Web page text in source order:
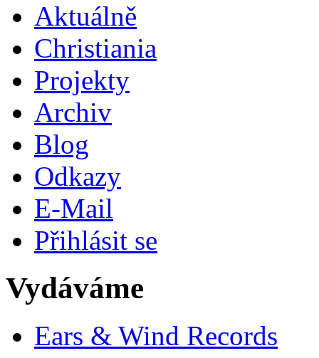
Aktuálně
Christiania
Projekty
Archiv
Blog
Odkazy
E-Mail
Přihlásit se
Vydáváme
Ears & Wind Records